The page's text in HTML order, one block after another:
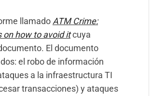
llamado ATM Crime:
on how to avoid itcuya
El documento
el robo de información
a la infraestructura TI
transacciones) y ataques